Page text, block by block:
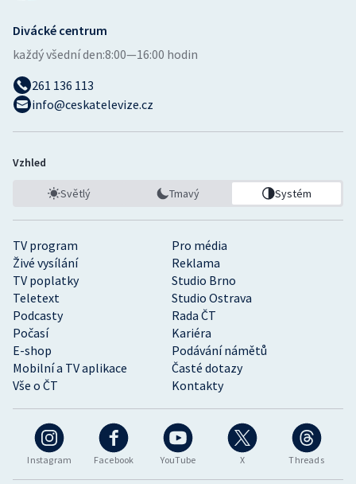
Instagram Facebook YouTube X Threads
TV program
Pro média
Živé vysílání
Reklama
TV poplatky
Studio Brno
Teletext
Studio Ostrava
Podcasty
Rada ČT
Počasí
Kariéra
E-shop
Podávání námětů
Mobilní a TV aplikace
Časté dotazy
Vše o ČT
Kontakty
Divácké centrum
každý všední den:8:00—16:00 hodin
261 136 113
info@ceskatelevize.cz
Vzhled
Světlý Tmavý Systém